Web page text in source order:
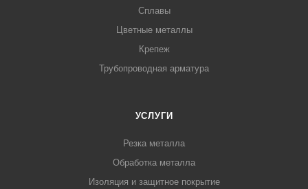
Сплавы
Цветные металлы
Крепеж
Трубопроводная арматура
УСЛУГИ
Резка металла
Обработка металла
Изоляция и защитное покрытие